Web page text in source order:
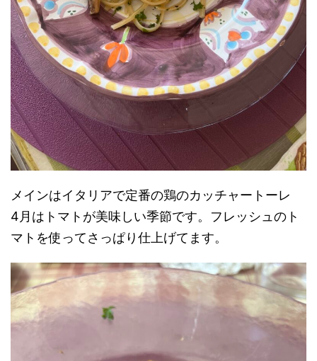
メインはイタリアで定番の鶏のカッチャートーレ
4月はトマトが美味しい季節です。フレッシュのト
マトを使ってさっぱり仕上げてます。